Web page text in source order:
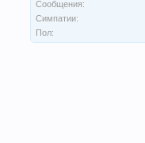
Сообщения:
Симпатии:
Пол: